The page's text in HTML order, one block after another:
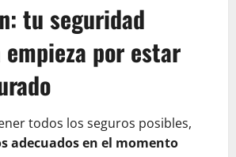
tu seguridad
por estar
todos los seguros posibles,
adecuados en el momento